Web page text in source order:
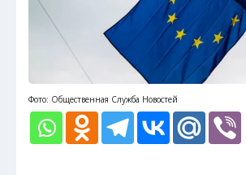
Фото: Общественная Служба Новостей